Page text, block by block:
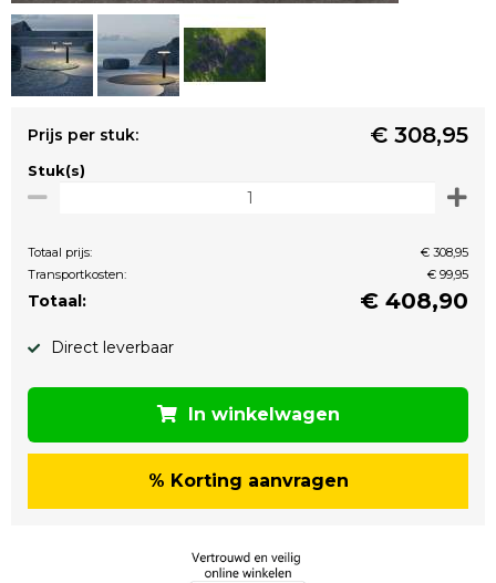
Prijs per stuk: € 308,95
Stuk(s)
Totaal prijs:
€ 308,95
Transportkosten:
€ 99,95
Totaal: € 408,90
Direct leverbaar
In winkelwagen
% Korting aanvragen